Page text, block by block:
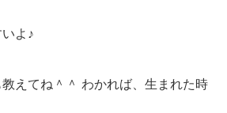
よ♪
えてね＾＾ わかれば、生まれた時